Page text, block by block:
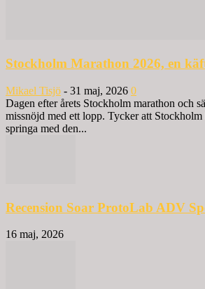
Stockholm Marathon 2026, en
Mikael Tisjö - 31 maj, 2026 0
Dagen efter årets Stockholm marathon och
missnöjd med ett lopp. Tycker att Stockholm
springa med den...
Recension Soar ProtoLab ADV
16 maj, 2026